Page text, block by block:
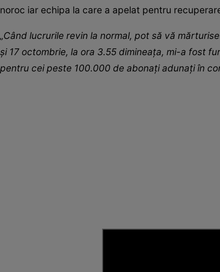
noroc iar echipa la care a apelat pentru
„Când lucrurile revin la normal, pot să vă
și 17 octombrie, la ora 3.55 dimineața, mi-a fost
pentru cei peste 100.000 de abonați adunați în